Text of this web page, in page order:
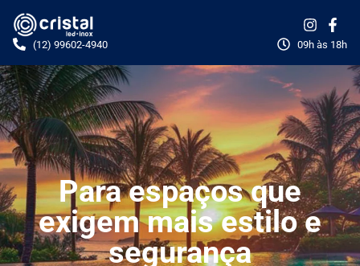
(12) 99602-4940 09h às 18h
Para espaços que
exigem mais estilo e
segurança